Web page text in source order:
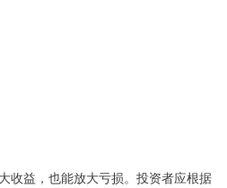
收益，也能放大亏损。投资者应根据